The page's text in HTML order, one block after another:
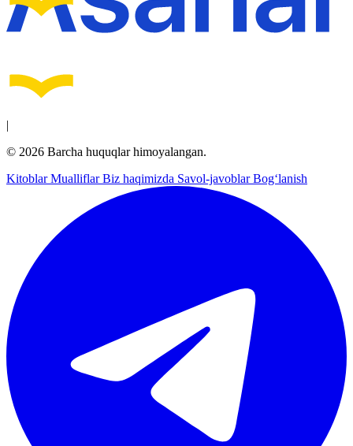
|
© 2026 Barcha huquqlar himoyalangan.
KitoblarMualliflarBiz haqimizda Savol-javoblarBog‘lanish